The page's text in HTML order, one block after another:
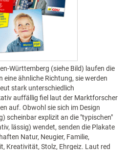
Württemberg (siehe Bild) laufen die
ähnliche Richtung, sie werden
stark unterschiedlich
auffällig fiel laut der Marktforscher
auf. Obwohl sie sich im Design
scheinbar explizit an die "typischen"
lässig) wendet, senden die Plakate
Natur, Neugier, Familie,
Kreativität, Stolz, Ehrgeiz. Laut red